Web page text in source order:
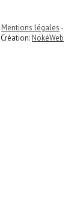
Mentions légales -
Création:NokéWeb